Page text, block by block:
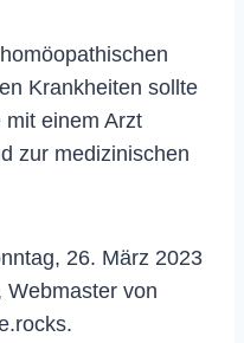
Krankheiten sollte
mit einem Arzt
zur medizinischen
26. März 2023
Webmaster von